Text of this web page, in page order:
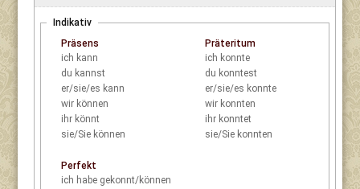
Indikativ
Präsens
ich kann
du kannst
er/sie/es kann
wir können
ihr könnt
sie/Sie können
Präteritum
ich konnte
du konntest
er/sie/es konnte
wir konnten
ihr konntet
sie/Sie konnten
Perfekt
ich habe gekonnt/können